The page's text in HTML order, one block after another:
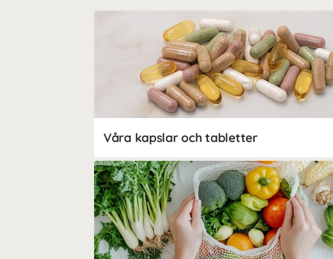
Våra kapslar och tabletter